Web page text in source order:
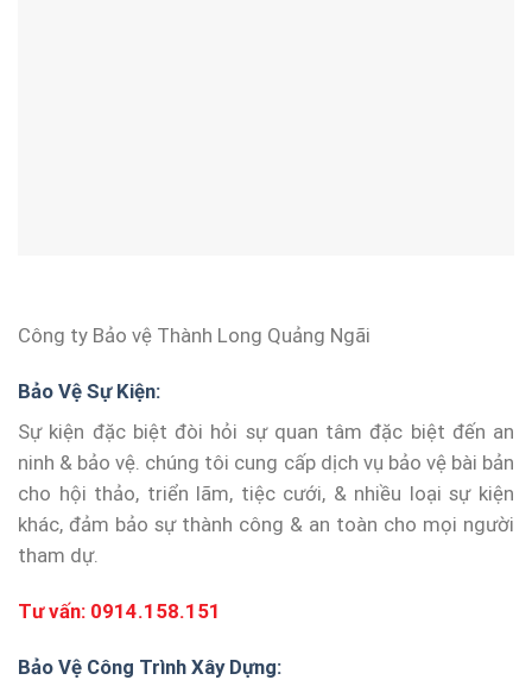
Công ty Bảo vệ Thành Long Quảng Ngãi
Bảo Vệ Sự Kiện:
Sự kiện đặc biệt đòi hỏi sự quan tâm đặc biệt đến an
ninh & bảo vệ. chúng tôi cung cấp dịch vụ bảo vệ bài bản
cho hội thảo, triển lãm, tiệc cưới, & nhiều loại sự kiện
khác, đảm bảo sự thành công & an toàn cho mọi người
tham dự.
Tư vấn: 0914.158.151
Bảo Vệ Công Trình Xây Dựng: